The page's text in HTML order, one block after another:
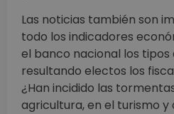
Las noticias también son
todo los indicadores
el banco nacional los tipos
resultando electos los
¿Han incidido las
agricultura, en el turismo y